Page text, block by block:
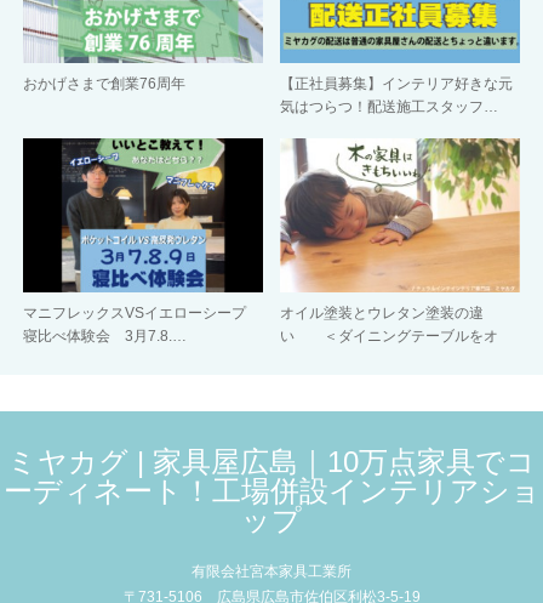
おかげさまで創業76周年
【正社員募集】インテリア好きな元
気はつらつ！配送施工スタッフ…
マニフレックスVSイエローシープ
寝比べ体験会 3月7.8.…
オイル塗装とウレタン塗装の違
い ＜ダイニングテーブルをオ
ミヤカグ | 家具屋広島｜10万点家具でコ
ーディネート！工場併設インテリアショ
ップ
有限会社宮本家具工業所
〒731-5106 広島県広島市佐伯区利松3-5-19